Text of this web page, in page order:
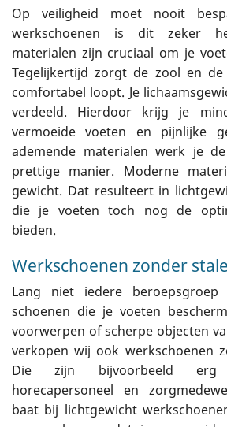
Op veiligheid moet nooit
werkschoenen is dit zeker
materialen zijn cruciaal om je
Tegelijkertijd zorgt de zool en
comfortabel loopt. Je
verdeeld. Hierdoor krijg je
vermoeide voeten en pijnlijke
ademende materialen werk je
prettige manier. Moderne
gewicht. Dat resulteert in
die je voeten toch nog de
bieden.
Werkschoenen zonder
Lang niet iedere
schoenen die je voeten
voorwerpen of scherpe objecten
verkopen wij ook werkschoenen
Die zijn bijvoorbeeld erg
horecapersoneel en
baat bij lichtgewicht